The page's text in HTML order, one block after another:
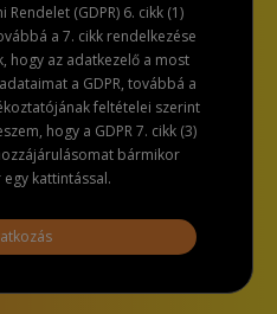
(GDPR) 6. cikk (1)
a 7. cikk rendelkezése
hogy az adatkezelő a most
a GDPR, továbbá a
feltételei szerint
hogy a GDPR 7. cikk (3)
bármikor
kattintással.